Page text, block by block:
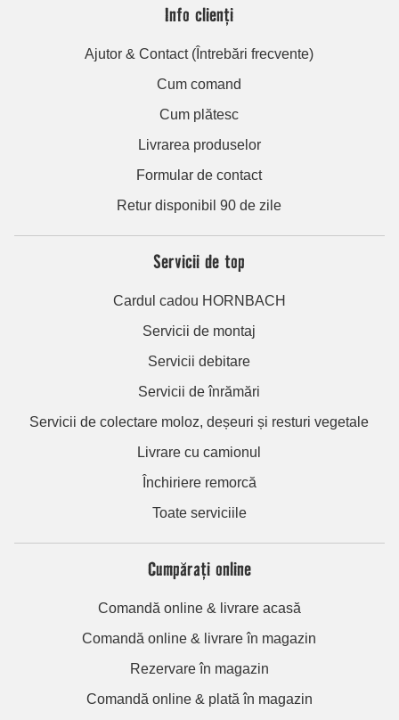
Info clienți
Ajutor & Contact (Întrebări frecvente)
Cum comand
Cum plătesc
Livrarea produselor
Formular de contact
Retur disponibil 90 de zile
Servicii de top
Cardul cadou HORNBACH
Servicii de montaj
Servicii debitare
Servicii de înrămări
Servicii de colectare moloz, deșeuri și resturi vegetale
Livrare cu camionul
Închiriere remorcă
Toate serviciile
Cumpărați online
Comandă online & livrare acasă
Comandă online & livrare în magazin
Rezervare în magazin
Comandă online & plată în magazin